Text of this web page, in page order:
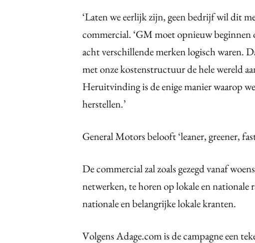
‘Laten we eerlijk zijn, geen bedrijf wil dit
commercial. ‘GM moet opnieuw
acht verschillende merken logisch waren.
met onze kostenstructuur de hele wereld
Heruitvinding is de enige manier waarop
herstellen.’
General Motors belooft ‘leaner, greener,
De commercial zal zoals gezegd vanaf
netwerken, te horen op lokale en
nationale en belangrijke lokale kranten.
Volgens Adage.com is de campagne een